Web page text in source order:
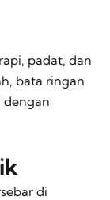
padat, dan
bata ringan
dengan
di